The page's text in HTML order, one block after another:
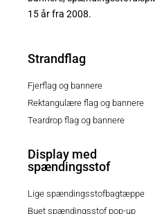
15 år fra 2008.
Strandflag
Fjerflag og bannere
Rektangulære flag og bannere
Teardrop flag og bannere
Display med
spændingsstof
Lige spændingsstofbagtæppe
Buet spændingsstof pop-up